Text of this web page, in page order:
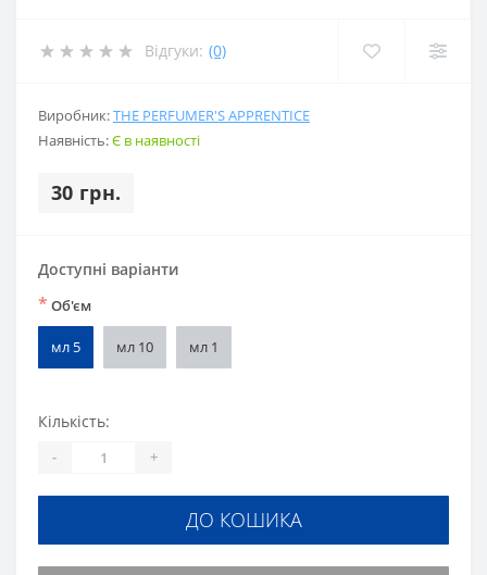
Відгуки: (0)
Виробник:THE PERFUMER'S APPRENTICE
Наявність:Є в наявності
30 грн.
Доступні варіанти
* Об'єм
мл 5 мл 10 мл 1
Кількість:
- +
ДО КОШИКА